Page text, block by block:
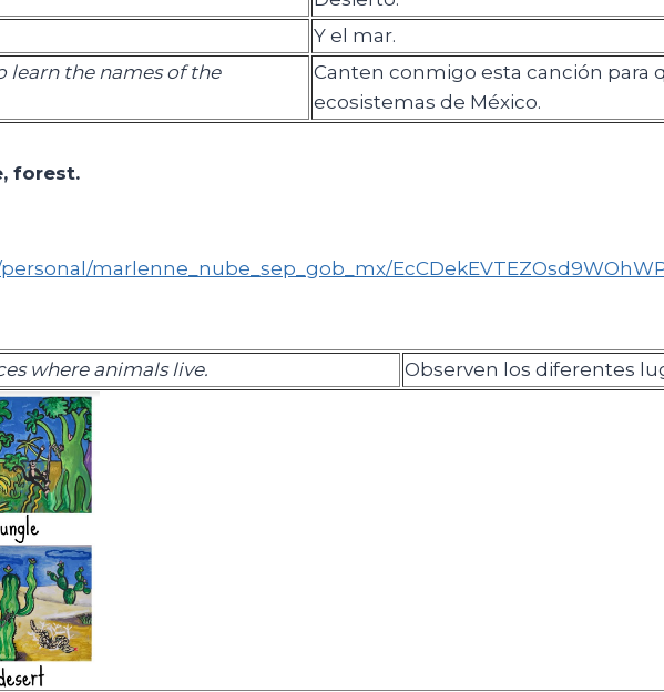
Y el mar.
learn the names of the
Canten conmigo esta canción para
ecosistemas de México.
, forest.
marlenne_nube_sep_gob_mx/
where animals live. Observen los diferentes